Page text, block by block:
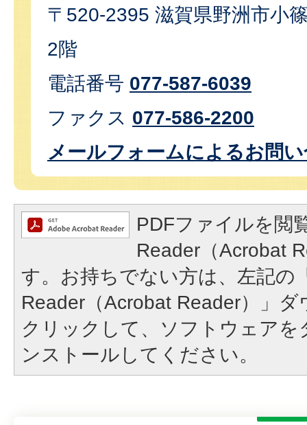
〒520-2395 滋賀県野洲市小
2階
電話番号 077-587-6039
ファクス 077-586-2200
メールフォームによるお問
PDFファイルを閲
Reader（Acrobat
す。お持ちでない方は、左記の
Reader（Acrobat Reader）」
クリックして、ソフトウェア
ンストールしてください。